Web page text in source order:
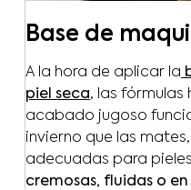
Base de
A la hora de aplicar la
piel seca, las
acabado jugoso
invierno que las
adecuadas para
cremosas, fluidas o